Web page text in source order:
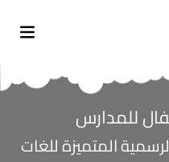
للمدارس
المتميزة للغات